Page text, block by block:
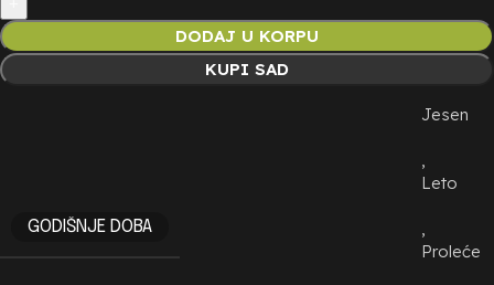
DODAJ U KORPU
KUPI SAD
GODIŠNJE DOBA
Jesen
,
Leto
,
Proleće